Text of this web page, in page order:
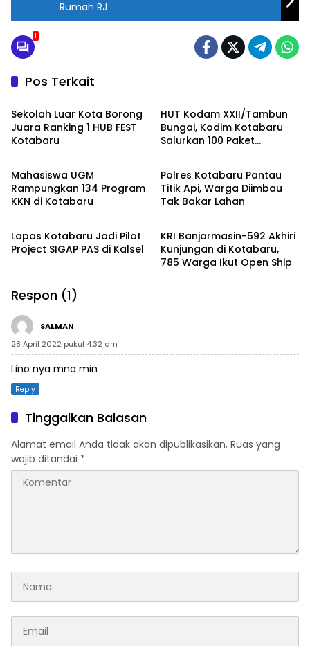
p
Rumah RJ
1
Pos Terkait
Kotabaru
Sekolah Luar Kota Borong
Juara Ranking 1 HUB FEST
Kotabaru
HUT Kodam XXII/Tambun
Bungai, Kodim Kotabaru
Salurkan 100 Paket
Kotabaru
Mahasiswa UGM
Rampungkan 134 Program
KKN di Kotabaru
Kotabaru
Polres Kotabaru Pantau
Titik Api, Warga Diimbau
Tak Bakar Lahan
Kotabaru
Lapas Kotabaru Jadi Pilot
Project SIGAP PAS di Kalsel
Kotabaru
KRI Banjarmasin-592 Akhiri
Kunjungan di Kotabaru,
785 Warga Ikut Open Ship
Respon (1)
SALMAN
28 April 2022 pukul 4:32 am
Lino nya mna min
Reply
Tinggalkan Balasan
Alamat email Anda tidak akan dipublikasikan. Ruas yang
wajib ditandai *